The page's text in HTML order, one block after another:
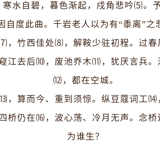
寒水自碧，暮色渐起，戍角悲吟⑸。
自度此曲。千岩老人以为有“黍离”
竹西佳处⑻，解鞍少驻初程。过春
江去后⑽，废池乔木⑾，犹厌言兵。
⑿，都在空城。
算而今、重到须惊。纵豆蔻词工⒁
桥仍在⒃，波心荡、冷月无声。念
为谁生？